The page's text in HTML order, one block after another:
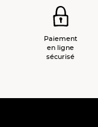
Paiement
en ligne
sécurisé